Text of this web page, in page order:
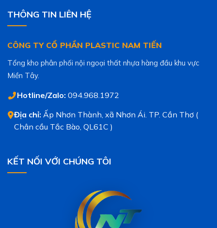
THÔNG TIN LIÊN HỆ
CÔNG TY CỔ PHẦN PLASTIC NAM TIẾN
Tổng kho phân phối nội ngoại thất nhựa hàng đầu khu vực
Miền Tây.
Hotline/Zalo: 094.968.1972
Địa chỉ: Ấp Nhơn Thành, xã Nhơn Ái. TP. Cần Thơ (
Chân cầu Tắc Bào, QL61C )
KẾT NỐI VỚI CHÚNG TÔI